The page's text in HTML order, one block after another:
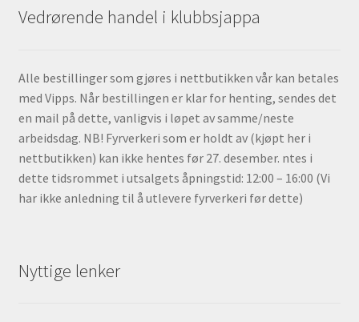
Vedrørende handel i klubbsjappa
Alle bestillinger som gjøres i nettbutikken vår kan betales
med Vipps. Når bestillingen er klar for henting, sendes det
en mail på dette, vanligvis i løpet av samme/neste
arbeidsdag. NB! Fyrverkeri som er holdt av (kjøpt her i
nettbutikken) kan ikke hentes før 27. desember. ntes i
dette tidsrommet i utsalgets åpningstid: 12:00 – 16:00 (Vi
har ikke anledning til å utlevere fyrverkeri før dette)
Nyttige lenker